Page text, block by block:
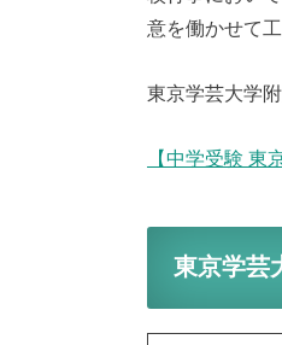
意を働かせて
東京学芸大学
【中学受験 東
東京学芸